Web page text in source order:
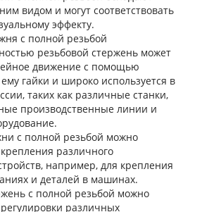
видом и могут соответствовать
эффекту.
с полной резьбой
резьбовой стержень может
движение с помощью
гайки и широко используется в
таких как различные станки,
производственные линии и
с полной резьбой можно
различного
например, для крепления
и деталей в машинах.
с полной резьбой можно
различных